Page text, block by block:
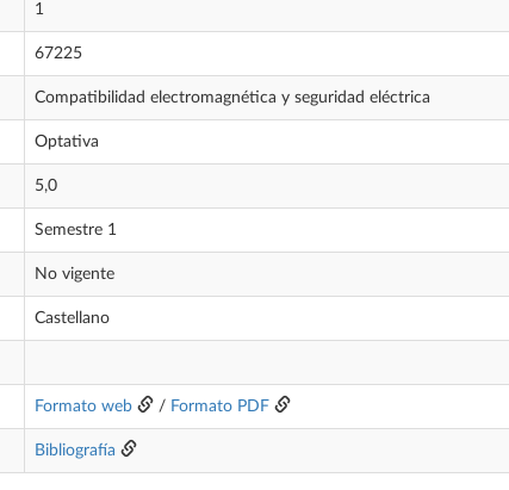
1
67225
Compatibilidad electromagnética y seguridad eléctrica
Optativa
5,0
Semestre 1
No vigente
Castellano
Formato web / Formato PDF
Bibliografía